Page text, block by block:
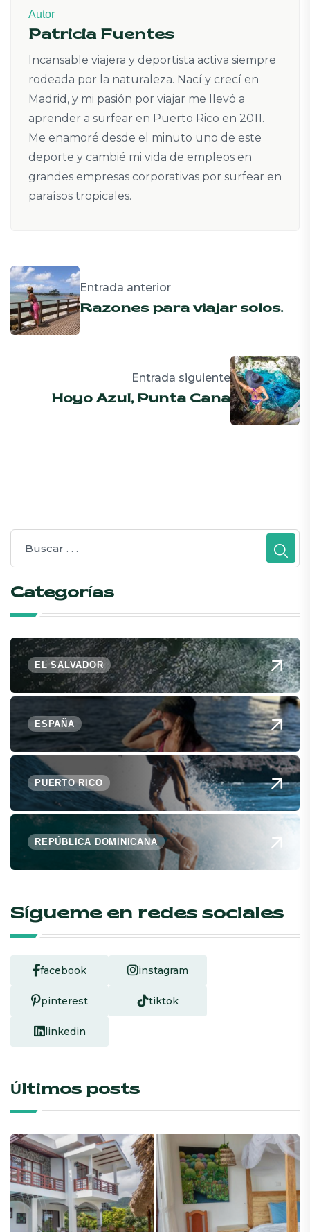
Autor
Patricia Fuentes
Incansable viajera y deportista activa siempre
rodeada por la naturaleza. Nací y crecí en
Madrid, y mi pasión por viajar me llevó a
aprender a surfear en Puerto Rico en 2011.
Me enamoré desde el minuto uno de este
deporte y cambié mi vida de empleos en
grandes empresas corporativas por surfear en
paraísos tropicales.
Entrada anterior
Razones para viajar solos.
Entrada siguiente
Hoyo Azul, Punta Cana
Categorías
EL SALVADOR
ESPAÑA
PUERTO RICO
REPÚBLICA DOMINICANA
Sígueme en redes sociales
facebook instagram
pinterest tiktok
linkedin
Últimos posts